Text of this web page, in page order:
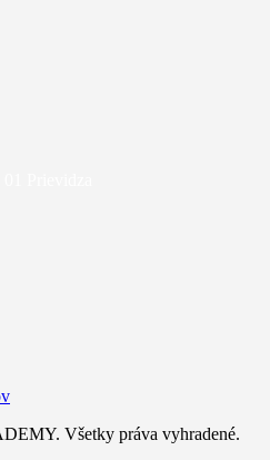
Všetky práva vyhradené.